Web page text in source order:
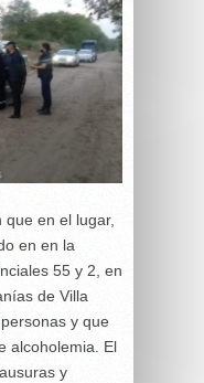
que en el lugar,
en en la
55 y 2, en
de Villa
y que
alcoholemia. El
y